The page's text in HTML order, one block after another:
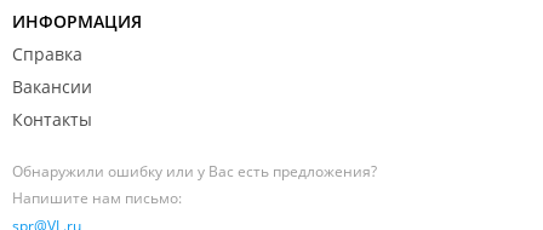
ИНФОРМАЦИЯ
Справка
Вакансии
Контакты
Обнаружили ошибку или у Вас есть предложения?
Напишите нам письмо:
spr@VL.ru